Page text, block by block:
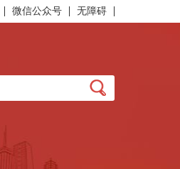
微信公众号 无障碍